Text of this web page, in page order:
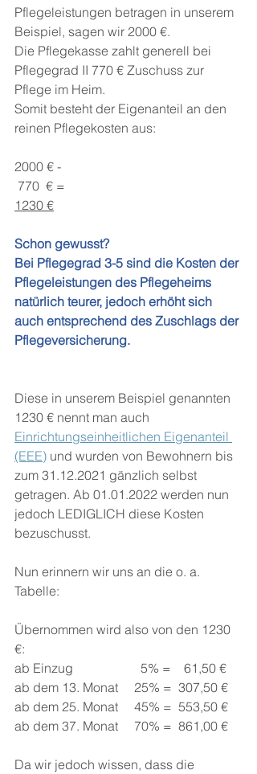
Pflegeleistungen betragen in unserem
Beispiel, sagen wir 2000 €.
Die Pflegekasse zahlt generell bei
Pflegegrad II 770 € Zuschuss zur
Pflege im Heim.
Somit besteht der Eigenanteil an den
reinen Pflegekosten aus:
2000 € -
770  € =
1230 €
Schon gewusst?
Bei Pflegegrad 3-5 sind die Kosten der
Pflegeleistungen des Pflegeheims
natürlich teurer, jedoch erhöht sich
auch entsprechend des Zuschlags der
Pflegeversicherung.
Diese in unserem Beispiel genannten
1230 € nennt man auch
Einrichtungseinheitlichen Eigenanteil
(EEE) und wurden von Bewohnern bis
zum 31.12.2021 gänzlich selbst
getragen. Ab 01.01.2022 werden nun
jedoch LEDIGLICH diese Kosten
bezuschusst.
Nun erinnern wir uns an die o. a.
Tabelle:
Übernommen wird also von den 1230
€:
ab Einzug                     5% =    61,50 €
ab dem 13. Monat     25% =  307,50 €
ab dem 25. Monat     45% =  553,50 €
ab dem 37. Monat     70% =  861,00 €
Da wir jedoch wissen, dass die